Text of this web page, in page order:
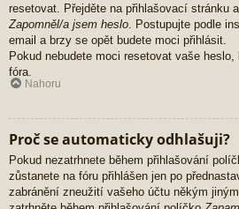
resetovat. Přejděte na přihlašovací stránku
Zapomněl/a jsem heslo . Postupujte podle
email a brzy se opět budete moci přihlásit.
Pokud nebudete moci resetovat vaše
fóra.
Nahoru
Proč se automaticky odhlašuji?
Pokud nezatrhnete během přihlašování
zůstanete na fóru přihlášen jen po
zabránění zneužití vašeho účtu někým